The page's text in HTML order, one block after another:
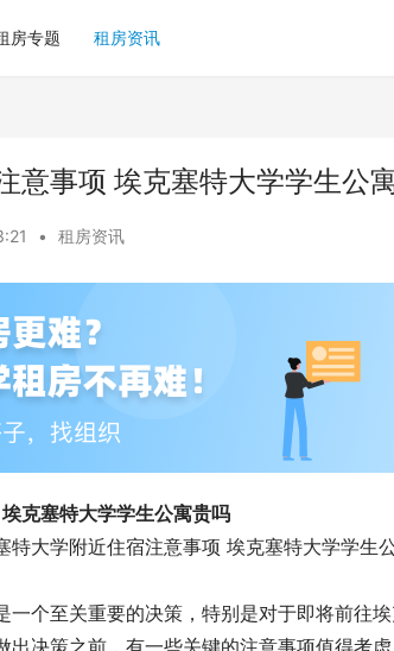
房专题 租房资讯
意事项 埃克塞特大学学生公
• 租房资讯
克塞特大学学生公寓贵吗
一个至关重要的决策，特别是对于即将前往